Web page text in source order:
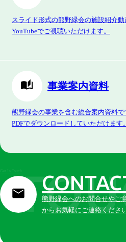
スライド形式の熊野緑会の施設紹介動
YouTubeでご視聴いただけます。
事業案内資料
熊野緑会の事業を含む総合案内資料で
PDFでダウンロードしていただけます。
熊野緑会へのお問合せやご
からお気軽にご連絡くださ